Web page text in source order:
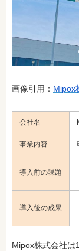
画像引用： Mipox
会社名
事業内容
導入前の課題
導入後の成果
Mipox株式会社は